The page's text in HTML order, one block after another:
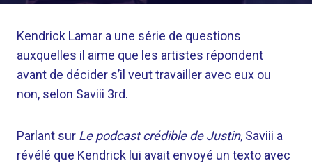
Kendrick Lamar a une série de questions
auxquelles il aime que les artistes répondent
avant de décider s’il veut travailler avec eux ou
non, selon Saviii 3rd.
Parlant sur Le podcast crédible de Justin, Saviii a
révélé que Kendrick lui avait envoyé un texto avec